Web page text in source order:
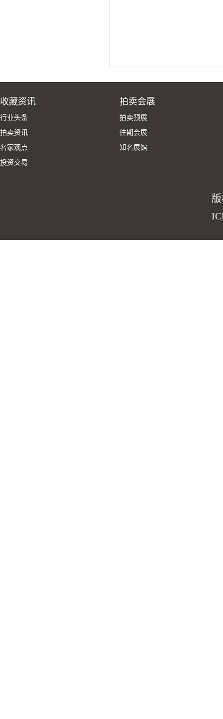
收藏资讯
行业头条
拍卖资讯
名家观点
投资交易
拍卖会展
拍卖预展
往期会展
知名展馆